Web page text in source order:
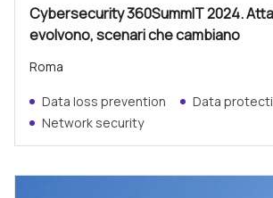
Cybersecurity 360SummIT 2024.
evolvono, scenari che cambiano
Roma
Data loss prevention
Data
Network security